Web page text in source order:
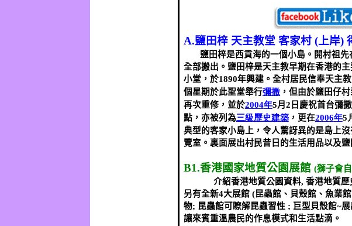
A.鹽田梓 天主教堂 客家村(上岸)
鹽田梓是西貢海的一個小島。開村祖
全部搬出。鹽田梓是天主教早期在香港的
小堂，於1890年興建。全村居民信奉天主
個星期於此聖堂舉行彌撒，但由於鹽田仔村
再次重修，並於2004年5月 2 日慶祝首台彌
點，亦被列為三級歷史建築，更在2006年5
典型的客家小島上，令人驚訝異的是島上
覽室。裏面展出村民昔日的生活用品以及
B1.香港國家地質公園展館 (獅子會
介紹香港地質公園資料,香港地質歷
另有全新4大展館(昆蟲館、貝殼館、魚業
物; 昆蟲館可瞭解昆蟲習性; 巨型貝殼館~展
讓來賓重溫農民的作息模式和生活點滴。